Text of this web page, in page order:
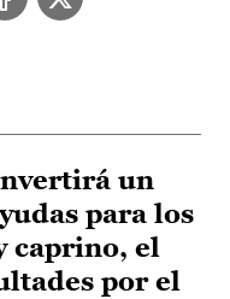
un
para los
caprino, el
por el